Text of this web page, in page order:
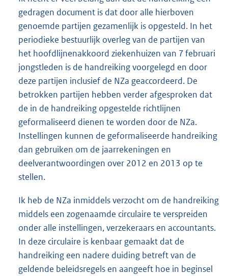
gedragen document is dat door alle hierboven
genoemde partijen gezamenlijk is opgesteld. In het
periodieke bestuurlijk overleg van de partijen van
het hoofdlijnenakkoord ziekenhuizen van 7 februari
jongstleden is de handreiking voorgelegd en door
deze partijen inclusief de NZa geaccordeerd. De
betrokken partijen hebben verder afgesproken dat
de in de handreiking opgestelde richtlijnen
geformaliseerd dienen te worden door de NZa.
Instellingen kunnen de geformaliseerde handreiking
dan gebruiken om de jaarrekeningen en
deelverantwoordingen over 2012 en 2013 op te
stellen.
Ik heb de NZa inmiddels verzocht om de handreiking
middels een zogenaamde circulaire te verspreiden
onder alle instellingen, verzekeraars en accountants.
In deze circulaire is kenbaar gemaakt dat de
handreiking een nadere duiding betreft van de
geldende beleidsregels en aangeeft hoe in beginsel